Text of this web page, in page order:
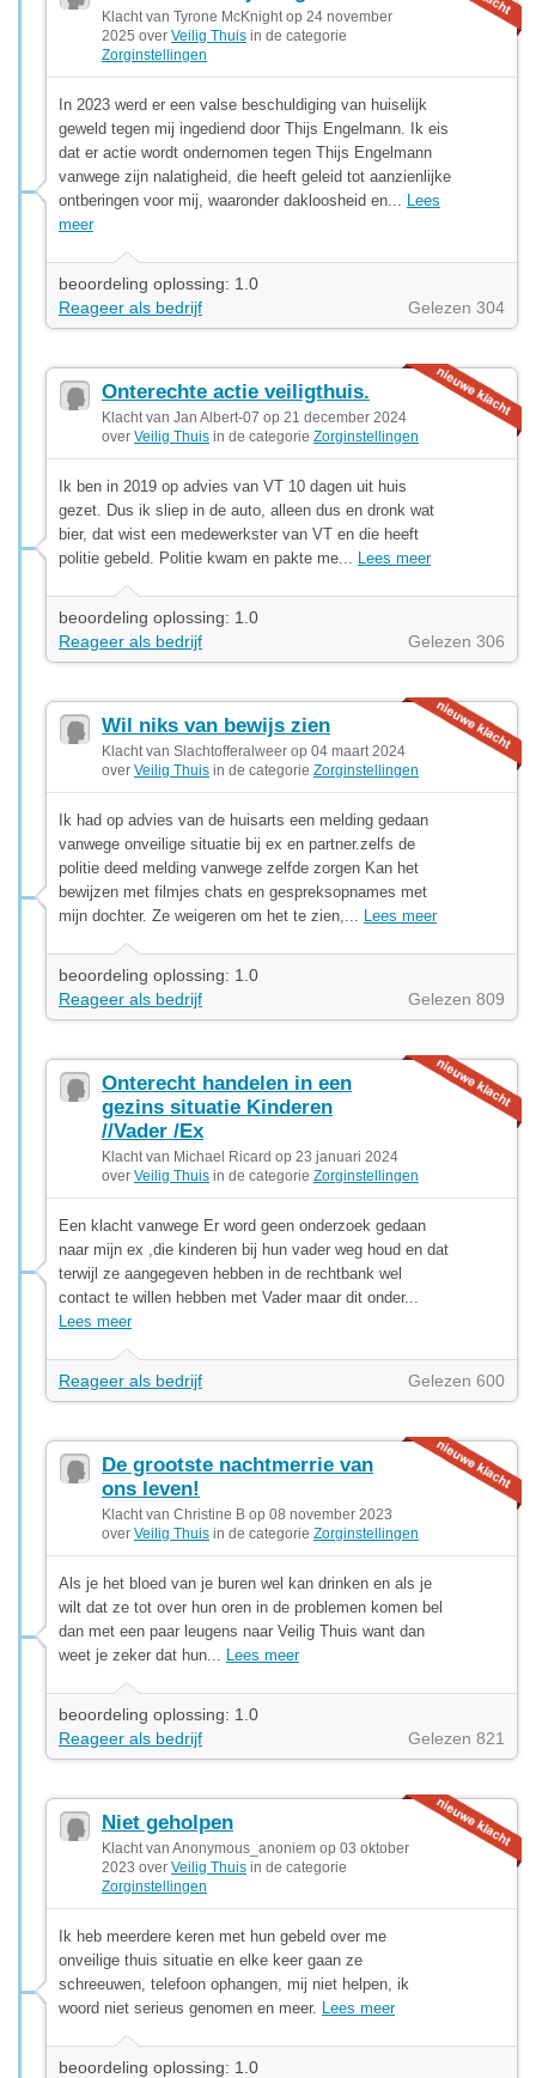
Klacht van Tyrone McKnight op 24 november
2025 over Veilig Thuis in de categorie
Zorginstellingen
In 2023 werd er een valse beschuldiging van huiselijk
geweld tegen mij ingediend door Thijs Engelmann. Ik eis
dat er actie wordt ondernomen tegen Thijs Engelmann
vanwege zijn nalatigheid, die heeft geleid tot aanzienlijke
ontberingen voor mij, waaronder dakloosheid en... Lees
meer
beoordeling oplossing: 1.0
Reageer als bedrijf
Gelezen 304
Onterechte actie veiligthuis.
Klacht van Jan Albert-07 op 21 december 2024
over Veilig Thuis in de categorie Zorginstellingen
Ik ben in 2019 op advies van VT 10 dagen uit huis
gezet. Dus ik sliep in de auto, alleen dus en dronk wat
bier, dat wist een medewerkster van VT en die heeft
politie gebeld. Politie kwam en pakte me... Lees meer
beoordeling oplossing: 1.0
Reageer als bedrijf
Gelezen 306
Wil niks van bewijs zien
Klacht van Slachtofferalweer op 04 maart 2024
over Veilig Thuis in de categorie Zorginstellingen
Ik had op advies van de huisarts een melding gedaan
vanwege onveilige situatie bij ex en partner.zelfs de
politie deed melding vanwege zelfde zorgen Kan het
bewijzen met filmjes chats en gespreksopnames met
mijn dochter. Ze weigeren om het te zien,... Lees meer
beoordeling oplossing: 1.0
Reageer als bedrijf
Gelezen 809
Onterecht handelen in een
gezins situatie Kinderen
//Vader /Ex
Klacht van Michael Ricard op 23 januari 2024
over Veilig Thuis in de categorie Zorginstellingen
Een klacht vanwege Er word geen onderzoek gedaan
naar mijn ex ,die kinderen bij hun vader weg houd en dat
terwijl ze aangegeven hebben in de rechtbank wel
contact te willen hebben met Vader maar dit onder...
Lees meer
Reageer als bedrijf Gelezen 600
De grootste nachtmerrie van
ons leven!
Klacht van Christine B op 08 november 2023
over Veilig Thuis in de categorie Zorginstellingen
Als je het bloed van je buren wel kan drinken en als je
wilt dat ze tot over hun oren in de problemen komen bel
dan met een paar leugens naar Veilig Thuis want dan
weet je zeker dat hun... Lees meer
beoordeling oplossing: 1.0
Reageer als bedrijf
Gelezen 821
Niet geholpen
Klacht van Anonymous_anoniem op 03 oktober
2023 over Veilig Thuis in de categorie
Zorginstellingen
Ik heb meerdere keren met hun gebeld over me
onveilige thuis situatie en elke keer gaan ze
schreeuwen, telefoon ophangen, mij niet helpen, ik
woord niet serieus genomen en meer. Lees meer
beoordeling oplossing: 1.0